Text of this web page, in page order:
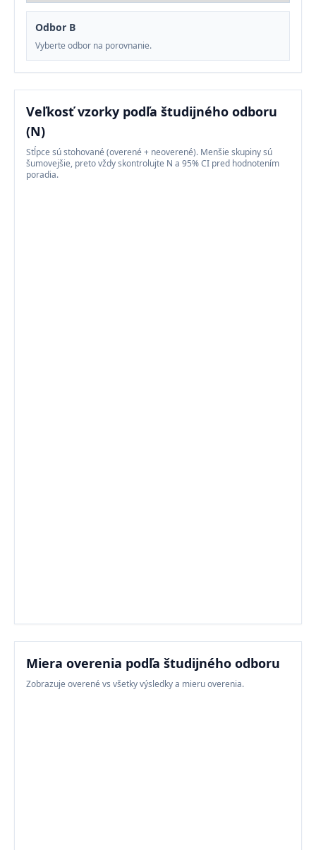
Odbor B
Vyberte odbor na porovnanie.
Veľkosť vzorky podľa študijného odboru
(N)
Stĺpce sú stohované (overené + neoverené). Menšie skupiny sú
šumovejšie, preto vždy skontrolujte N a 95% CI pred hodnotením
poradia.
Miera overenia podľa študijného odboru
Zobrazuje overené vs všetky výsledky a mieru overenia.